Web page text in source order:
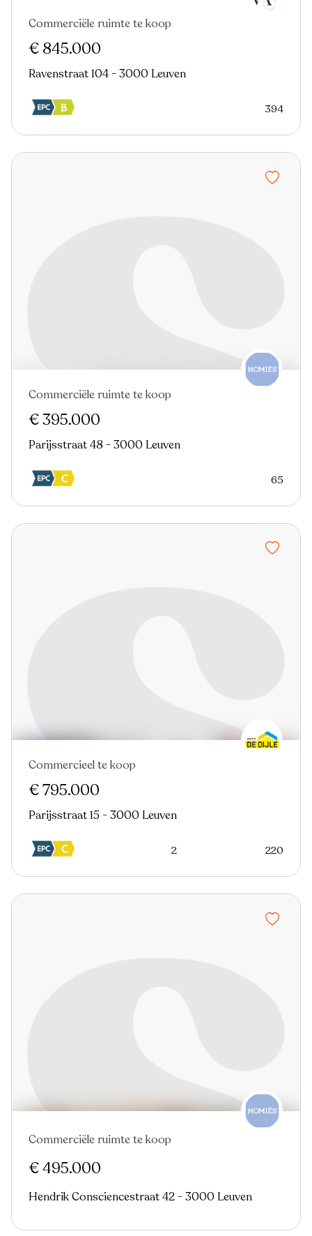
Commerciële ruimte te koop
€ 845.000
Ravenstraat 104 - 3000 Leuven
394
Commerciële ruimte te koop
€ 395.000
Parijsstraat 48 - 3000 Leuven
65
Commercieel te koop
€ 795.000
Parijsstraat 15 - 3000 Leuven
2 220
Commerciële ruimte te koop
€ 495.000
Hendrik Consciencestraat 42 - 3000 Leuven